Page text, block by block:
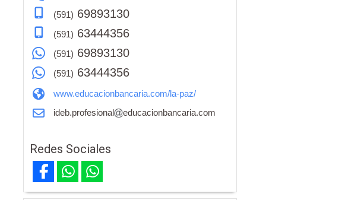
(591) 69893130
(591) 63444356
(591) 69893130
(591) 63444356
www.educacionbancaria.com/la-paz/
ideb.profesional
educacionbancaria.com
Redes Sociales